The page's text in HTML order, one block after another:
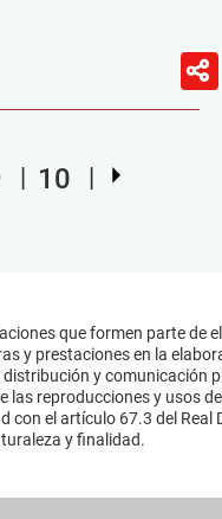
10
que formen parte de
y prestaciones en la
y comunicación
reproducciones y usos
el artículo 67.3 del Real
y finalidad.